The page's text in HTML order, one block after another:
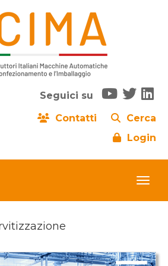
Seguici su
Contatti
Cerca
Login